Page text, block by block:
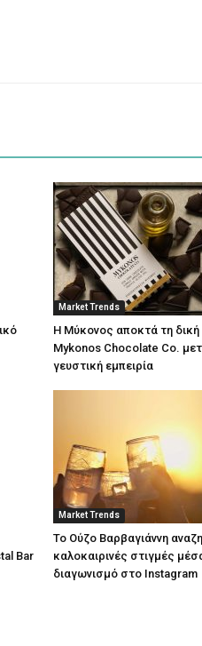
Market Trends
Η Μύκονος αποκτά τη
Mykonos Chocolate Co.
γευστική εμπειρία
Bar
Market Trends
Το Ούζο Βαρβαγιάννη
καλοκαιρινές στιγμές
διαγωνισμό στο Instagram